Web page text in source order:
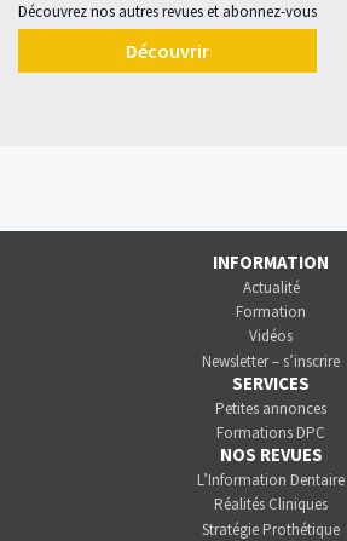
Découvrez nos autres revues et abonnez-vous
Découvrir
INFORMATION
Actualité
Formation
Vidéos
Newsletter – s’inscrire
SERVICES
Petites annonces
Formations DPC
NOS REVUES
L’Information Dentaire
Réalités Cliniques
Stratégie Prothétique